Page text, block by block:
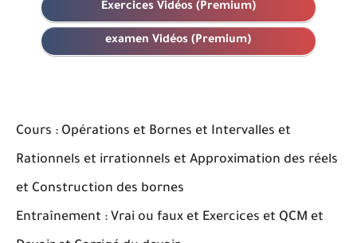
Exercices Vidéos (Premium)
examen Vidéos (Premium)
Cours : Opérations et Bornes et Intervalles et
Rationnels et irrationnels et Approximation des réels
et Construction des bornes
Entraînement : Vrai ou faux et Exercices et QCM et